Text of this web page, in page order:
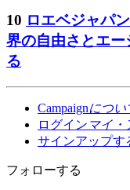
10 ロエベジャパ
界の自由さとエ
る
Campaignについ
ログイン マイ・
サインアップす
フォローする